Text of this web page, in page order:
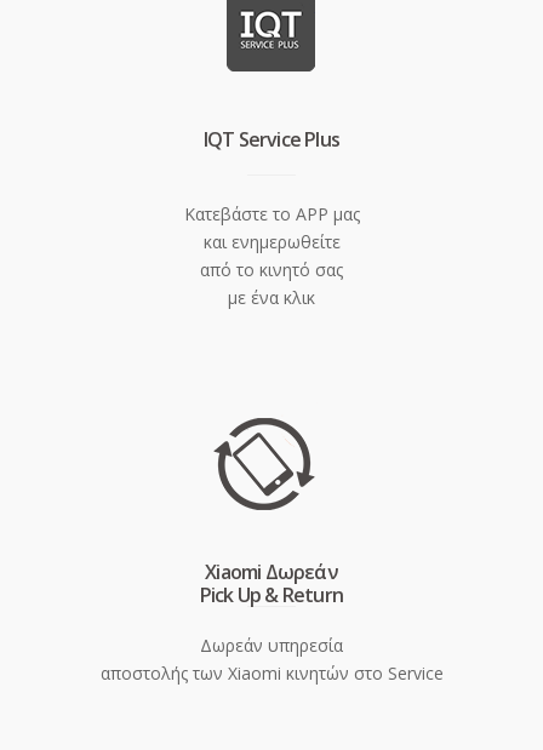
IQT Service Plus
Κατεβάστε το APP μας
και ενημερωθείτε
από το κινητό σας
με ένα κλικ
Xiaomi Δωρεάν
Pick Up & Return
Δωρεάν υπηρεσία
αποστολής των Xiaomi κινητών στο Service